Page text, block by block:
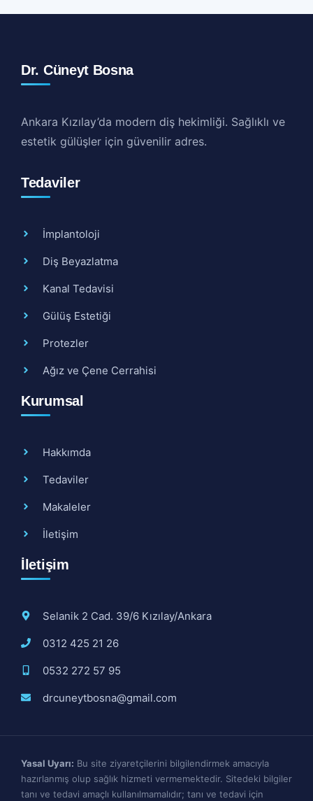
Dr. Cüneyt Bosna
Ankara Kızılay’da modern diş hekimliği. Sağlıklı ve
estetik gülüşler için güvenilir adres.
Tedaviler
İmplantoloji
Diş Beyazlatma
Kanal Tedavisi
Gülüş Estetiği
Protezler
Ağız ve Çene Cerrahisi
Kurumsal
Hakkımda
Tedaviler
Makaleler
İletişim
İletişim
Selanik 2 Cad. 39/6 Kızılay/Ankara
0312 425 21 26
0532 272 57 95
drcuneytbosna@gmail.com
Yasal Uyarı: Bu site ziyaretçilerini bilgilendirmek amacıyla
hazırlanmış olup sağlık hizmeti vermemektedir. Sitedeki bilgiler
tanı ve tedavi amaçlı kullanılmamalıdır; tanı ve tedavi için